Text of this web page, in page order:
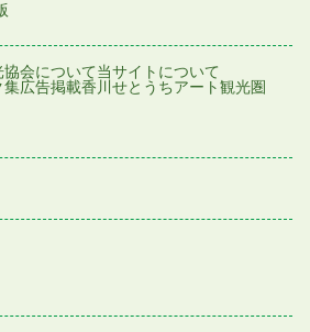
会について当サイトについて
集広告掲載香川せとうちアート観光圏